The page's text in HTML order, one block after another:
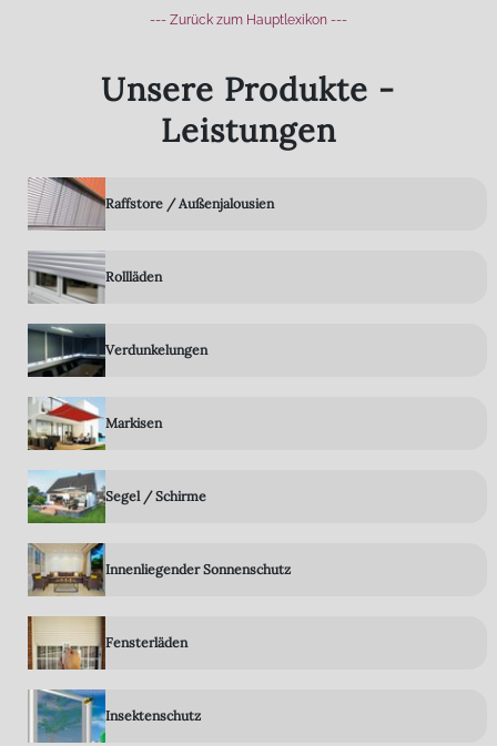
--- Zurück zum Hauptlexikon ---
Unsere Produkte -
Leistungen
Raffstore / Außenjalousien
Rollläden
Verdunkelungen
Markisen
Segel / Schirme
Innenliegender Sonnenschutz
Fensterläden
Insektenschutz